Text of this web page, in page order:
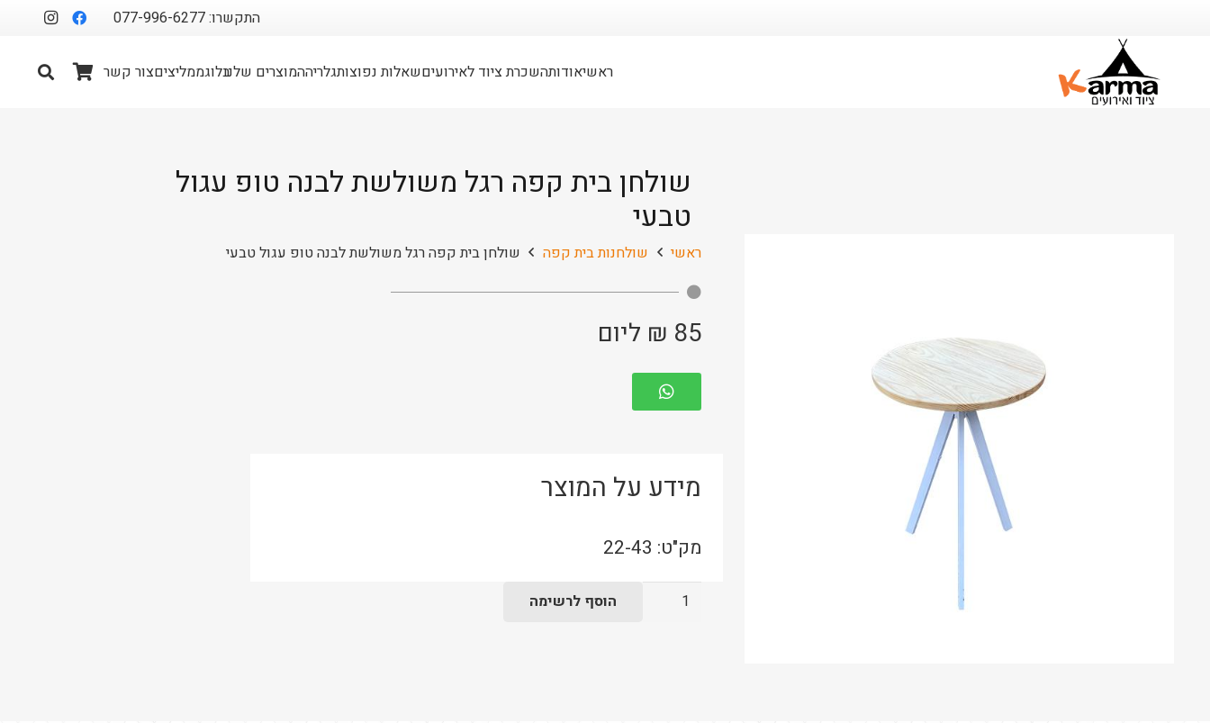
התקשרו: 077-996-6277
ראשיאודותהשכרת ציוד לאירועיםשאלות נפוצותגלריההמוצרים שלנובלוגממליציםצור קשר
שולחן בית קפה רגל משולשת לבנה טופ עגול
טבעי
ראשי שולחנות בית קפה שולחן בית קפה רגל משולשת לבנה טופ עגול טבעי
₪ 85 ליום
מידע על המוצר
מק"ט: 22-43
כמות
הוסף לרשימה